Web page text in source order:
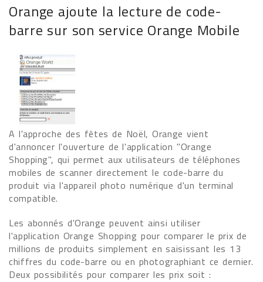
Orange ajoute la lecture de code-
barre sur son service Orange Mobile
A l'approche des fêtes de Noël, Orange vient
d'annoncer l'ouverture de l'application "Orange
Shopping", qui permet aux utilisateurs de téléphones
mobiles de scanner directement le code-barre du
produit via l'appareil photo numérique d'un terminal
compatible.
Les abonnés d'Orange peuvent ainsi utiliser
l'application Orange Shopping pour comparer le prix de
millions de produits simplement en saisissant les 13
chiffres du code-barre ou en photographiant ce dernier.
Deux possibilités pour comparer les prix soit :